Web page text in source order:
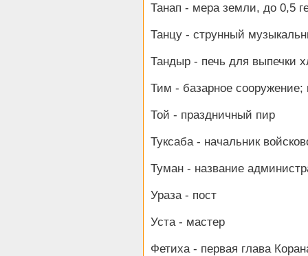
Танап - мера земли, до 0,5
Танцу - струнный
Тандыр - печь для выпечки
Тим - базарное сооружение;
Той - праздничный пир
Туксаба - начальник
Туман - название
Ураза - пост
Уста - мастер
Фетиха - первая глава